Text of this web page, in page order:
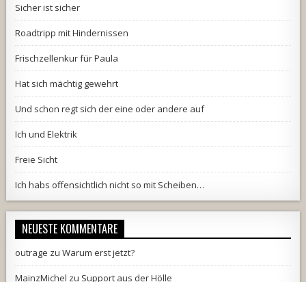
Sicher ist sicher
Roadtripp mit Hindernissen
Frischzellenkur für Paula
Hat sich mächtig gewehrt
Und schon regt sich der eine oder andere auf
Ich und Elektrik
Freie Sicht
Ich habs offensichtlich nicht so mit Scheiben…
NEUESTE KOMMENTARE
outrage zuWarum erst jetzt?
MainzMichel zu Support aus der Hölle